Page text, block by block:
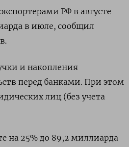
РФ в августе
в июле, сообщил
и накопления
перед банками. При этом
лиц (без учета
на 25% до 89,2 миллиарда